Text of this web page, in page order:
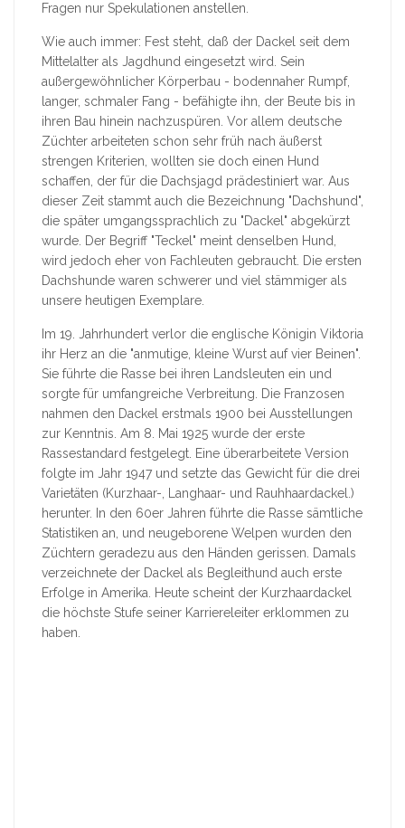
Fragen nur Spekulationen anstellen.
Wie auch immer: Fest steht, daß der Dackel seit dem
Mittelalter als Jagdhund eingesetzt wird. Sein
außergewöhnlicher Körperbau - bodennaher Rumpf,
langer, schmaler Fang - befähigte ihn, der Beute bis in
ihren Bau hinein nachzuspüren. Vor allem deutsche
Züchter arbeiteten schon sehr früh nach äußerst
strengen Kriterien, wollten sie doch einen Hund
schaffen, der für die Dachsjagd prädestiniert war. Aus
dieser Zeit stammt auch die Bezeichnung "Dachshund",
die später umgangssprachlich zu "Dackel" abgekürzt
wurde. Der Begriff "Teckel" meint denselben Hund,
wird jedoch eher von Fachleuten gebraucht. Die ersten
Dachshunde waren schwerer und viel stämmiger als
unsere heutigen Exemplare.
Im 19. Jahrhundert verlor die englische Königin Viktoria
ihr Herz an die "anmutige, kleine Wurst auf vier Beinen".
Sie führte die Rasse bei ihren Landsleuten ein und
sorgte für umfangreiche Verbreitung. Die Franzosen
nahmen den Dackel erstmals 1900 bei Ausstellungen
zur Kenntnis. Am 8. Mai 1925 wurde der erste
Rassestandard festgelegt. Eine überarbeitete Version
folgte im Jahr 1947 und setzte das Gewicht für die drei
Varietäten (Kurzhaar-, Langhaar- und Rauhhaardackel.)
herunter. In den 60er Jahren führte die Rasse sämtliche
Statistiken an, und neugeborene Welpen wurden den
Züchtern geradezu aus den Händen gerissen. Damals
verzeichnete der Dackel als Begleithund auch erste
Erfolge in Amerika. Heute scheint der Kurzhaardackel
die höchste Stufe seiner Karriereleiter erklommen zu
haben.